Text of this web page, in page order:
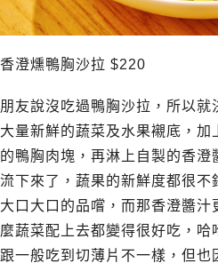
香澄燻鴨胸沙拉 $220
朋友說沒吃過鴨胸沙拉，所以就
大量新鮮的蔬菜及水果襯底，
的鴨胸肉塊，再淋上自製的香
流下來了，蔬果的新鮮度都很不
大口大口的品嚐，而那香澄醬
麼蔬菜配上去都變得很好吃，哈
跟一般吃到切薄片不一樣，但